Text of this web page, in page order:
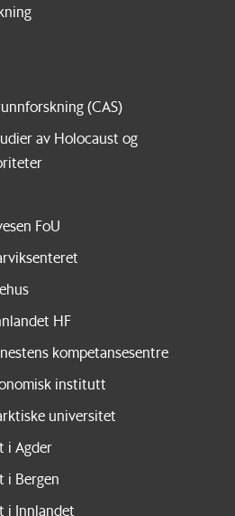
(CAS)
av Holocaust og
FoU
HF
kompetansesentre
institutt
universitet
i Agder
i Bergen
i Innlandet